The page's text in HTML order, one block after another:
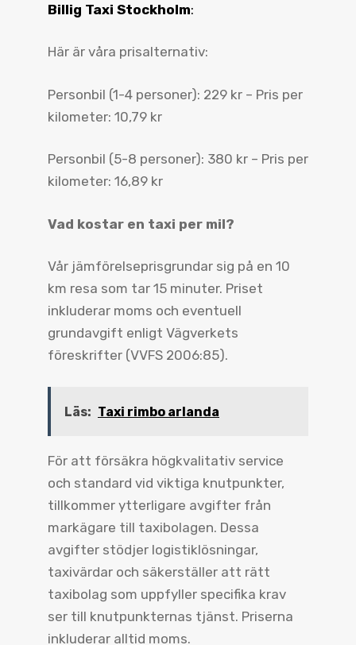
Billig Taxi Stockholm:
Här är våra prisalternativ:
Personbil (1-4 personer): 229 kr – Pris per
kilometer: 10,79 kr
Personbil (5-8 personer): 380 kr – Pris per
kilometer: 16,89 kr
Vad kostar en taxi per mil?
Vår jämförelseprisgrundar sig på en 10
km resa som tar 15 minuter. Priset
inkluderar moms och eventuell
grundavgift enligt Vägverkets
föreskrifter (VVFS 2006:85).
Läs: Taxi rimbo arlanda
För att försäkra högkvalitativ service
och standard vid viktiga knutpunkter,
tillkommer ytterligare avgifter från
markägare till taxibolagen. Dessa
avgifter stödjer logistiklösningar,
taxivärdar och säkerställer att rätt
taxibolag som uppfyller specifika krav
ser till knutpunkternas tjänst. Priserna
inkluderar alltid moms.